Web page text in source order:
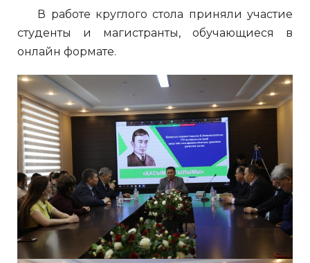
В работе круглого стола приняли участие
студенты и магистранты, обучающиеся в
онлайн формате.